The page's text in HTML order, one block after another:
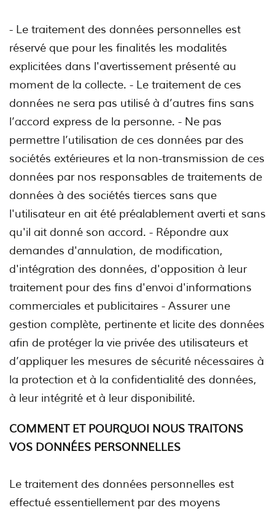
- Le traitement des données personnelles est
réservé que pour les finalités les modalités
explicitées dans l'avertissement présenté au
moment de la collecte. - Le traitement de ces
données ne sera pas utilisé à d’autres fins sans
l’accord express de la personne. - Ne pas
permettre l’utilisation de ces données par des
sociétés extérieures et la non-transmission de ces
données par nos responsables de traitements de
données à des sociétés tierces sans que
l'utilisateur en ait été préalablement averti et sans
qu'il ait donné son accord. - Répondre aux
demandes d'annulation, de modification,
d'intégration des données, d'opposition à leur
traitement pour des fins d'envoi d'informations
commerciales et publicitaires - Assurer une
gestion complète, pertinente et licite des données
afin de protéger la vie privée des utilisateurs et
d’appliquer les mesures de sécurité nécessaires à
la protection et à la confidentialité des données,
à leur intégrité et à leur disponibilité.
COMMENT ET POURQUOI NOUS TRAITONS
VOS DONNÉES PERSONNELLES
Le traitement des données personnelles est
effectué essentiellement par des moyens